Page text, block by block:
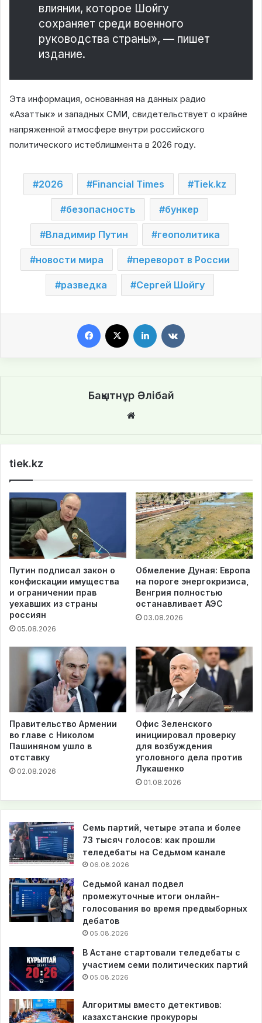
влиянии, которое Шойгу
сохраняет среди военного
руководства страны», — пишет
издание.
Эта информация, основанная на данных радио
«Азаттык» и западных СМИ, свидетельствует о крайне
напряженной атмосфере внутри российского
политического истеблишмента в 2026 году.
2026 Financial Times Tiek.kz
безопасность бункер
Владимир Путин геополитика
новости мира переворот в России
разведка Сергей Шойгу
Бақытнұр Әлібай
te
tiek.kz
Путин подписал закон о
конфискации имущества
и ограничении прав
уехавших из страны
россиян
05.08.2026
Обмеление Дуная: Европа
на пороге энергокризиса,
Венгрия полностью
останавливает АЭС
03.08.2026
Правительство Армении
во главе с Николом
Пашиняном ушло в
отставку
02.08.2026
Офис Зеленского
инициировал проверку
для возбуждения
уголовного дела против
Лукашенко
01.08.2026
Семь партий, четыре этапа и более
73 тысяч голосов: как прошли
теледебаты на Седьмом канале
06.08.2026
Седьмой канал подвел
промежуточные итоги онлайн-
голосования во время предвыборных
дебатов
05.08.2026
В Астане стартовали теледебаты с
участием семи политических партий
05.08.2026
Алгоритмы вместо детективов:
казахстанские прокуроры